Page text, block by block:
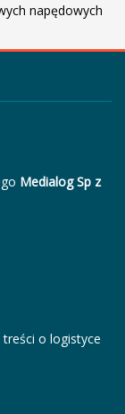
napędowych
Medialog Sp z
o logistyce